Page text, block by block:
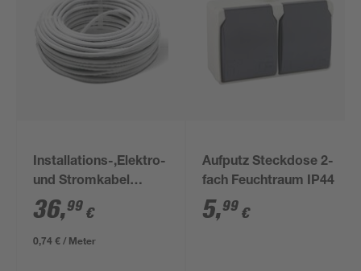
Installations-,Elektro-
und Stromkabel
NYM-J 3x1,5mm² 50
m
36,99 €
0,74 € / Meter
Aufputz Steckdose 2-
fach Feuchtraum IP44
5,99 €